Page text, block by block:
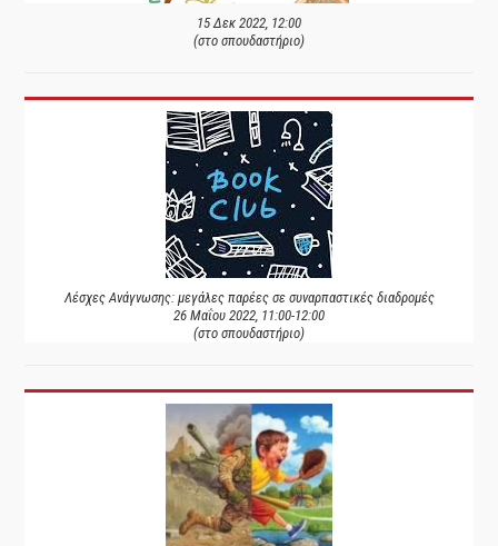
15 Δεκ 2022, 12:00
(στο σπουδαστήριο)
Λέσχες Ανάγνωσης: μεγάλες παρέες σε συναρπαστικές διαδρομές
26 Μαΐου 2022, 11:00-12:00
(στο σπουδαστήριο)